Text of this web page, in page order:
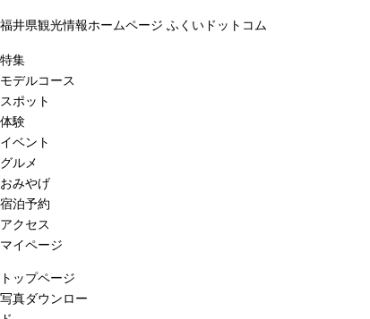
福井県観光情報ホームページ ふくいドットコム
特集
モデルコース
スポット
体験
イベント
グルメ
おみやげ
宿泊予約
アクセス
マイページ
トップページ
写真ダウンロー